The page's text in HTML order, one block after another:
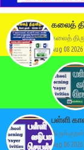
கலைத்
கலைத்
Aug 08 2026 |
பள்ளி
Aug 06 2026 |